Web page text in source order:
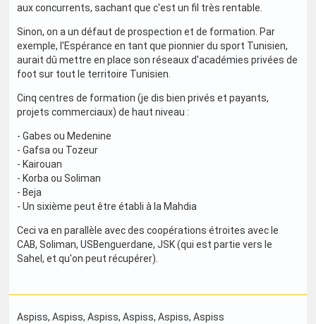
aux concurrents, sachant que c'est un fil très rentable.
Sinon, on a un défaut de prospection et de formation. Par
exemple, l'Espérance en tant que pionnier du sport Tunisien,
aurait dû mettre en place son réseaux d'académies privées de
foot sur tout le territoire Tunisien.
Cinq centres de formation (je dis bien privés et payants,
projets commerciaux) de haut niveau :
- Gabes ou Medenine
- Gafsa ou Tozeur
- Kairouan
- Korba ou Soliman
- Beja
- Un sixième peut être établi à la Mahdia
Ceci va en parallèle avec des coopérations étroites avec le
CAB, Soliman, USBenguerdane, JSK (qui est partie vers le
Sahel, et qu'on peut récupérer).
Aspiss, Aspiss, Aspiss, Aspiss, Aspiss, Aspiss